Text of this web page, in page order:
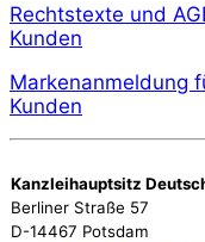
Rechtstexte und
Kunden
Markenanmeldung
Kunden
Kanzleihauptsitz
Berliner Straße 57
D-14467 Potsdam